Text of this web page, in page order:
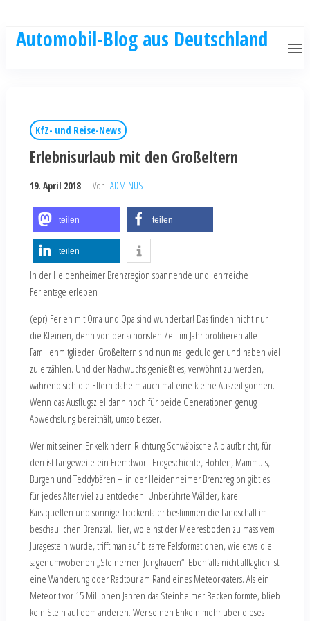
Automobil-Blog aus Deutschland
KfZ- und Reise-News
Erlebnisurlaub mit den Großeltern
19. April 2018 Von ADMINUS
teilen teilen
teilen
In der Heidenheimer Brenzregion spannende und lehrreiche
Ferientage erleben
(epr) Ferien mit Oma und Opa sind wunderbar! Das finden nicht nur
die Kleinen, denn von der schönsten Zeit im Jahr profitieren alle
Familienmitglieder. Großeltern sind nun mal geduldiger und haben viel
zu erzählen. Und der Nachwuchs genießt es, verwöhnt zu werden,
während sich die Eltern daheim auch mal eine kleine Auszeit gönnen.
Wenn das Ausflugsziel dann noch für beide Generationen genug
Abwechslung bereithält, umso besser.
Wer mit seinen Enkelkindern Richtung Schwäbische Alb aufbricht, für
den ist Langeweile ein Fremdwort. Erdgeschichte, Höhlen, Mammuts,
Burgen und Teddybären – in der Heidenheimer Brenzregion gibt es
für jedes Alter viel zu entdecken. Unberührte Wälder, klare
Karstquellen und sonnige Trockentäler bestimmen die Landschaft im
beschaulichen Brenztal. Hier, wo einst der Meeresboden zu massivem
Juragestein wurde, trifft man auf bizarre Felsformationen, wie etwa die
sagenumwobenen „Steinernen Jungfrauen“. Ebenfalls nicht alltäglich ist
eine Wanderung oder Radtour am Rand eines Meteorkraters. Als ein
Meteorit vor 15 Millionen Jahren das Steinheimer Becken formte, blieb
kein Stein auf dem anderen. Wer seinen Enkeln mehr über dieses